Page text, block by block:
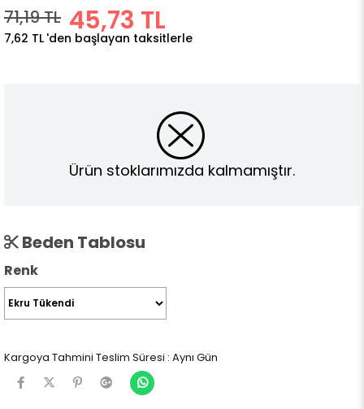
71,19 TL 45,73 TL
7,62 TL 'den başlayan taksitlerle
Ürün stoklarımızda kalmamıştır.
Beden Tablosu
Renk
Kargoya Tahmini Teslim Süresi : Aynı Gün